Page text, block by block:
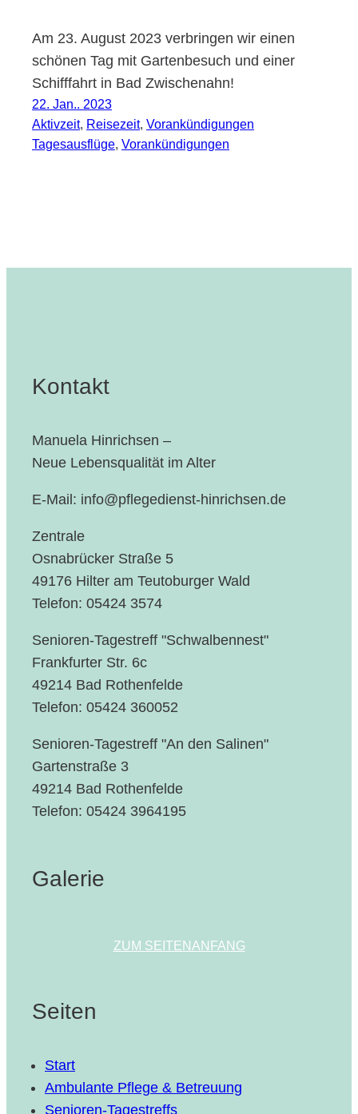
Am 23. August 2023 verbringen wir einen
schönen Tag mit Gartenbesuch und einer
Schifffahrt in Bad Zwischenahn!
22. Jan.. 2023
Aktivzeit, Reisezeit, Vorankündigungen
Tagesausflüge, Vorankündigungen
Kontakt
Manuela Hinrichsen –
Neue Lebensqualität im Alter
E-Mail: info@pflegedienst-hinrichsen.de
Zentrale
Osnabrücker Straße 5
49176 Hilter am Teutoburger Wald
Telefon: 05424 3574
Senioren-Tagestreff "Schwalbennest"
Frankfurter Str. 6c
49214 Bad Rothenfelde
Telefon: 05424 360052
Senioren-Tagestreff "An den Salinen"
Gartenstraße 3
49214 Bad Rothenfelde
Telefon: 05424 3964195
Galerie
ZUM SEITENANFANG
Seiten
Start
Ambulante Pflege & Betreuung
Senioren-Tagestreffs